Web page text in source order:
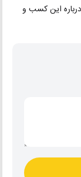
این کسب و